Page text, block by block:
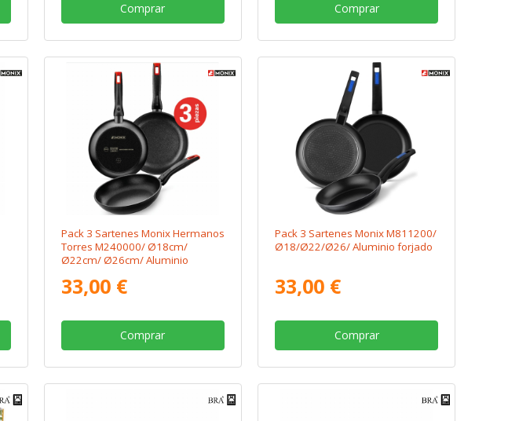
Comprar Comprar
Pack 3 Sartenes Monix Hermanos
Torres M240000/ Ø18cm/
Ø22cm/ Ø26cm/ Aluminio
33,00 €
Comprar
Pack 3 Sartenes Monix M811200/
Ø18/Ø22/Ø26/ Aluminio forjado
33,00 €
Comprar